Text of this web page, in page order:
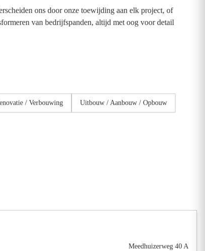
ons door onze toewijding aan elk project, of
van bedrijfspanden, altijd met oog voor detail
/ Verbouwing Uitbouw / Aanbouw / Opbouw
Meedhuizerweg 40 A